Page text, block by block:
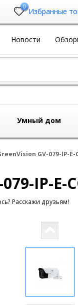
0 Избранные
Новости
Умный дом
GV-079-IP-E-
IP-E-
Расскажи друзьям!